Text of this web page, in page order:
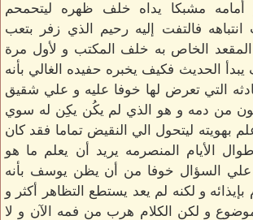
أمامه مشبكا يداه خلف ظهره ليتحمحم
فالتفت إليه رحيم الذي زفر بتعب
الخاص به خلف المكتب و لأول مرة
يبدأ الحديث فكيف يخبره حفيده الغالي بأنه
التي تعرض لها خوفا عليه و علي شقيق
من دمه و هو الذي لم يكُن يكِن له سوي
بهويته ليتحول الي النقيض تماما فقد كان
طوال الأيام المنصرمه يريد أن يعلم ما هو
علي السؤال خوفا من أن يظن يوسف بأنه
و لكنه لم يعد يستطع التظاهر أكثر و
و لكن الكلام هرب من فمه الآن و لا